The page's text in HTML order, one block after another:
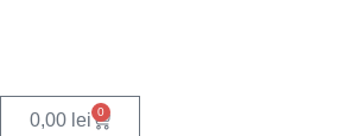
0,00 lei 0